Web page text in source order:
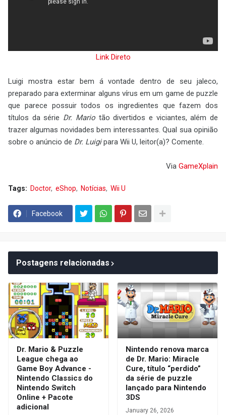
Link Direto
Luigi mostra estar bem á vontade dentro de seu jaleco,
preparado para exterminar alguns vírus em um game de puzzle
que parece possuir todos os ingredientes que fazem dos
títulos da série Dr. Mariotão divertidos e viciantes, além de
trazer algumas novidades bem interessantes. Qual sua opinião
sobre o anúncio de Dr. Luigipara Wii U, leitor(a)? Comente.
Via GameXplain
Tags: Doctor eShop Notícias Wii U
Facebook
Postagens relacionadas
Dr. Mario & Puzzle
League chega ao
Game Boy Advance -
Nintendo Classics do
Nintendo Switch
Online + Pacote
adicional
Nintendo renova marca
de Dr. Mario: Miracle
Cure, título “perdido”
da série de puzzle
lançado para Nintendo
3DS
January 26, 2026